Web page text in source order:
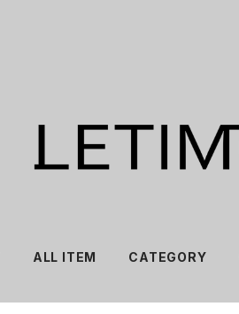
ALL ITEM CATEGORY